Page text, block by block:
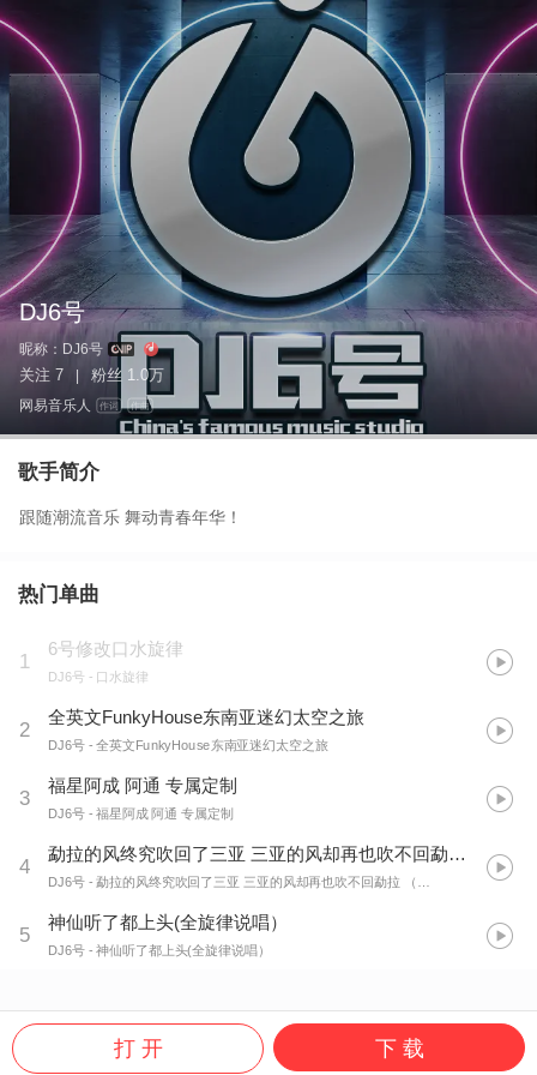
DJ6号
昵称： DJ6号
关注 7 粉丝 1.0万
网易音乐人 作词 作曲
歌手简介
跟随潮流音乐 舞动青春年华！
热门单曲
1
6号修改口水旋律
DJ6号 - 口水旋律
2
全英文FunkyHouse东南亚迷幻太空之旅
DJ6号- 全英文FunkyHouse东南亚迷幻太空之旅
3
福星阿成 阿通 专属定制
DJ6号- 福星阿成 阿通 专属定制
4
勐拉的风终究吹回了三亚 三亚的风却再也吹不回勐拉 罗公
DJ6号- 勐拉的风终究吹回了三亚 三亚的风却再也吹不回勐拉 （罗公子专属）
5
神仙听了都上头(全旋律说唱）
DJ6号- 神仙听了都上头(全旋律说唱）
打 开 下 载